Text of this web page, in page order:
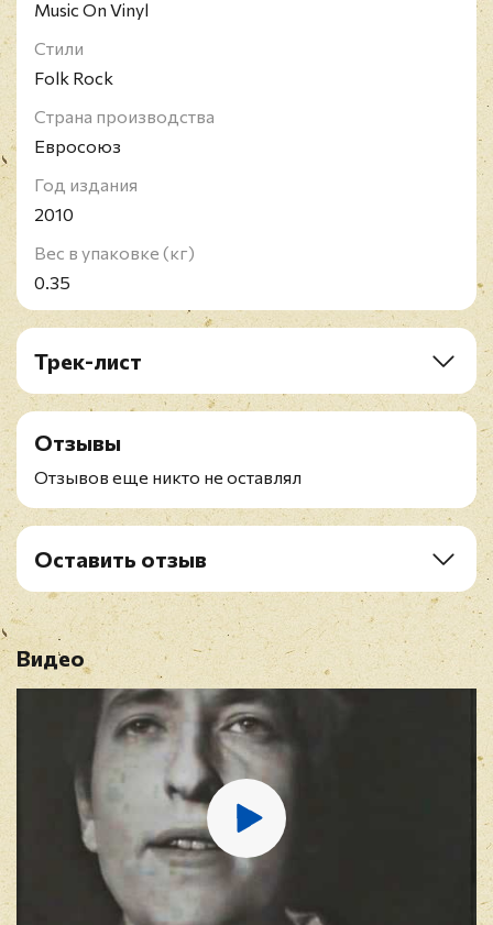
Music On Vinyl
Стили
Folk Rock
Страна производства
Евросоюз
Год издания
2010
Вес в упаковке (кг)
0.35
Трек-лист
A1. The Times They Are A-Changin'
A2. Ballad Of Hollis Brown
A3. With God On Our Side
A4. One Too Many Mornings
B1. Only A Pawn In Their Game
B2. Boots Of Spanish Leather
B3. When The Ship Comes In
B4. The Lonesome Death Of Hattie Carroll
B5. Restless Farewell
Отзывы
Отзывов еще никто не оставлял
Оставить отзыв
Имя*
*
*
Видео